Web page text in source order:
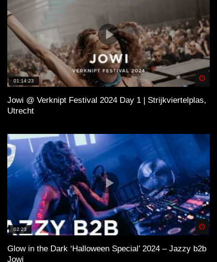
01:14:23
Jowi @ Verknipt Festival 2024 Day 1 | Strijkviertelplas,
Utrecht
02:23
Glow in the Dark ‘Halloween Special’ 2024 – Jazzy b2b
Jowi